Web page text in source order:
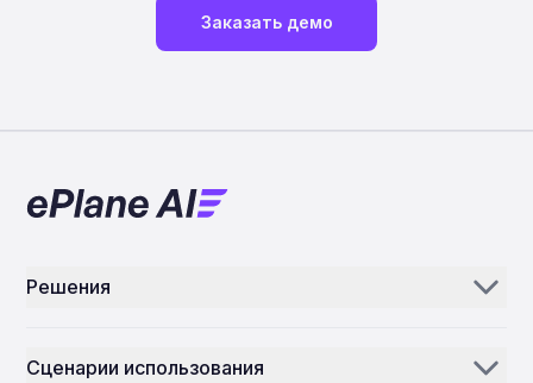
Заказать демо
Решения
Электронная почта ИИ
Сценарии использования